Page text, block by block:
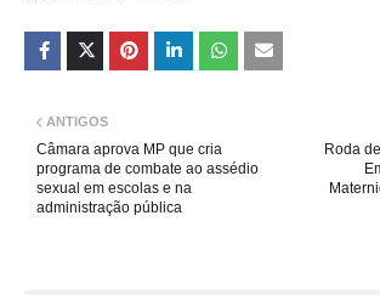
Roda
ANTIGOS
Câmara aprova MP que cria
programa de combate ao assédio
sexual em escolas e na
administração pública